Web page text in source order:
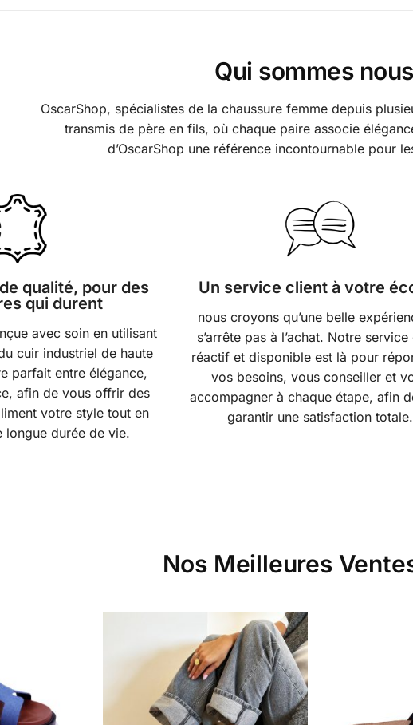
Qui sommes
OscarShop, spécialistes de la chaussure femme depuis
transmis de père en fils, où chaque paire associe
d’OscarShop une référence incontournable pour
qualité, pour des
qui durent
avec soin en utilisant
cuir industriel de haute
parfait entre élégance,
afin de vous offrir des
votre style tout en
longue durée de vie.
Un service client à votre
nous croyons qu’une belle
s’arrête pas à l’achat. Notre
réactif et disponible est là pour
vos besoins, vous conseiller et
accompagner à chaque étape, afin
garantir une satisfaction totale.
Nos Meilleures